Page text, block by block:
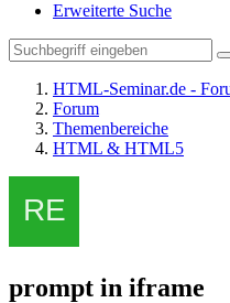
Erweiterte Suche
HTML-Seminar.de -
Forum
Themenbereiche
HTML & HTML5
prompt in iframe